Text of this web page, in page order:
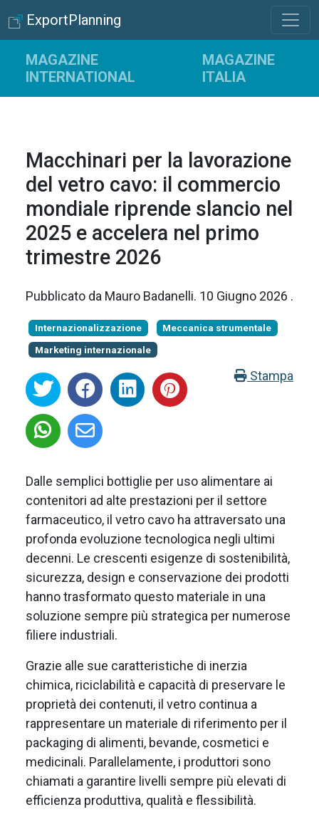
ExportPlanning
MAGAZINE
INTERNATIONAL
MAGAZINE
ITALIA
Macchinari per la lavorazione
del vetro cavo: il commercio
mondiale riprende slancio nel
2025 e accelera nel primo
trimestre 2026
Pubblicato da Mauro Badanelli. 10 Giugno 2026 .
Internazionalizzazione
Meccanica strumentale
Marketing internazionale
Stampa
Dalle semplici bottiglie per uso alimentare ai
contenitori ad alte prestazioni per il settore
farmaceutico, il vetro cavo ha attraversato una
profonda evoluzione tecnologica negli ultimi
decenni. Le crescenti esigenze di sostenibilità,
sicurezza, design e conservazione dei prodotti
hanno trasformato questo materiale in una
soluzione sempre più strategica per numerose
filiere industriali.
Grazie alle sue caratteristiche di inerzia
chimica, riciclabilità e capacità di preservare le
proprietà dei contenuti, il vetro continua a
rappresentare un materiale di riferimento per il
packaging di alimenti, bevande, cosmetici e
medicinali. Parallelamente, i produttori sono
chiamati a garantire livelli sempre più elevati di
efficienza produttiva, qualità e flessibilità.